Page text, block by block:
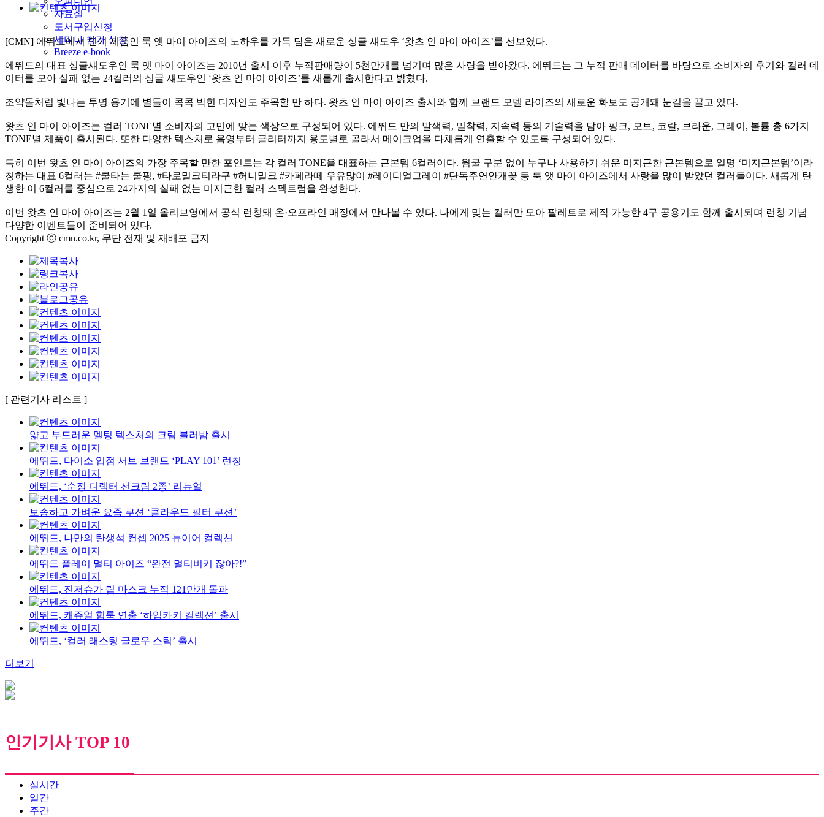
자료실
도서구입신청
세미나 참가 신청
Breeze e-book
[CMN] 에뛰드에서 인기 제품인 룩 앳 마이 아이즈의 노하우를 가득 담은 새로운 싱글 섀도우 ‘왓츠 인 마이 아이즈’를 선보였다.
에뛰드의 대표 싱글섀도우인 룩 앳 마이 아이즈는 2010년 출시 이후 누적판매량이 5천만개를 넘기며 많은 사랑을 받아왔다. 에뛰드는 그 누적 판매 데이터를 바탕으로 소비자의 후기와 컬러 데
이터를 모아 실패 없는 24컬러의 싱글 섀도우인 ‘왓츠 인 마이 아이즈’를 새롭게 출시한다고 밝혔다.
조약돌처럼 빛나는 투명 용기에 별들이 콕콕 박힌 디자인도 주목할 만 하다. 왓츠 인 마이 아이즈 출시와 함께 브랜드 모델 라이즈의 새로운 화보도 공개돼 눈길을 끌고 있다.
왓츠 인 마이 아이즈는 컬러 TONE별 소비자의 고민에 맞는 색상으로 구성되어 있다. 에뛰드 만의 발색력, 밀착력, 지속력 등의 기술력을 담아 핑크, 모브, 코랄, 브라운, 그레이, 볼륨 총 6가지
TONE별 제품이 출시된다. 또한 다양한 텍스처로 음영부터 글리터까지 용도별로 골라서 메이크업을 다채롭게 연출할 수 있도록 구성되어 있다.
특히 이번 왓츠 인 마이 아이즈의 가장 주목할 만한 포인트는 각 컬러 TONE을 대표하는 근본템 6컬러이다. 웜쿨 구분 없이 누구나 사용하기 쉬운 미지근한 근본템으로 일명 ‘미지근본템’이라
칭하는 대표 6컬러는 #쿨타는 쿨핑, #타로밀크티라구 #허니밀크 #카페라떼 우유많이 #레이디얼그레이 #단독주연안개꽃 등 룩 앳 마이 아이즈에서 사랑을 많이 받았던 컬러들이다. 새롭게 탄
생한 이 6컬러를 중심으로 24가지의 실패 없는 미지근한 컬러 스펙트럼을 완성한다.
이번 왓츠 인 마이 아이즈는 2월 1일 올리브영에서 공식 런칭돼 온·오프라인 매장에서 만나볼 수 있다. 나에게 맞는 컬러만 모아 팔레트로 제작 가능한 4구 공용기도 함께 출시되며 런칭 기념
다양한 이벤트들이 준비되어 있다.
Copyright ⓒ cmn.co.kr, 무단 전재 및 재배포 금지
[ 관련기사 리스트 ]
얇고 부드러운 멜팅 텍스처의 크림 블러밤 출시
에뛰드, 다이소 입점 서브 브랜드 ‘PLAY 101’ 런칭
에뛰드, ‘순정 디렉터 선크림 2종’ 리뉴얼
보송하고 가벼운 요즘 쿠션 ‘클라우드 필터 쿠션’
에뛰드, 나만의 탄생석 컨셉 2025 뉴이어 컬렉션
에뛰드 플레이 멀티 아이즈 “완전 멀티비키 잖아?!”
에뛰드, 진저슈가 립 마스크 누적 121만개 돌파
에뛰드, 캐쥬얼 힙룩 연출 ‘하입카키 컬렉션’ 출시
에뛰드, ‘컬러 래스팅 글로우 스틱’ 출시
더보기
인기기사 TOP 10
실시간
일간
주간